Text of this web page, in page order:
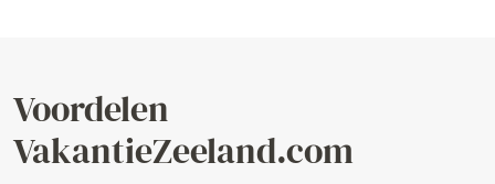
Voordelen
VakantieZeeland.com